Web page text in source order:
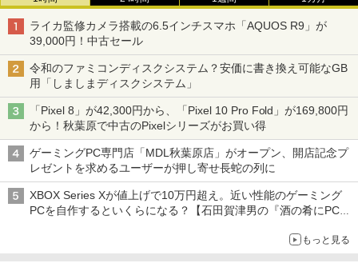
ライカ監修カメラ搭載の6.5インチスマホ「AQUOS R9」が
39,000円！中古セール
令和のファミコンディスクシステム？安価に書き換え可能なGB
用「しましまディスクシステム」
「Pixel 8」が42,300円から、「Pixel 10 Pro Fold」が169,800円
から！秋葉原で中古のPixelシリーズがお買い得
ゲーミングPC専門店「MDL秋葉原店」がオープン、開店記念プ
レゼントを求めるユーザーが押し寄せ長蛇の列に
XBOX Series Xが値上げで10万円超え。近い性能のゲーミング
PCを自作するといくらになる？【石田賀津男の『酒の肴にPCゲ
もっと見る